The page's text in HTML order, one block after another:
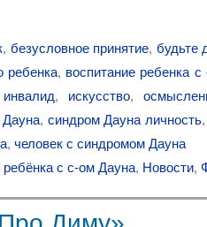
, безусловное принятие, будьте
ребенка, воспитание ребенка
инвалид, искусство,
, синдром Дауна личность
, человек с синдромом Дауна
с с-ом Дауна, Новости,